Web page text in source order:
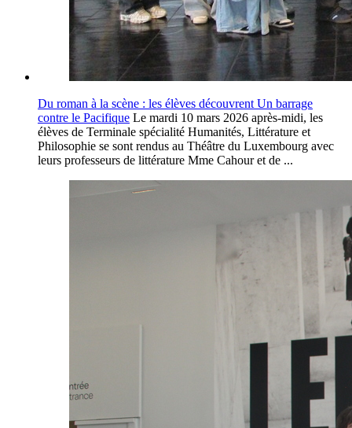
Du roman à la scène : les élèves découvrent Un barrage
contre le Pacifique Le mardi 10 mars 2026 après-midi, les
élèves de Terminale spécialité Humanités, Littérature et
Philosophie se sont rendus au Théâtre du Luxembourg avec
leurs professeurs de littérature Mme Cahour et de ...